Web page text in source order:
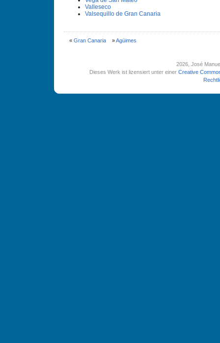
Valleseco
Valsequillo de Gran Canaria
« Gran Canaria»Agüimes
2026 , José
Dieses Werk ist lizensiert unter einer Creative